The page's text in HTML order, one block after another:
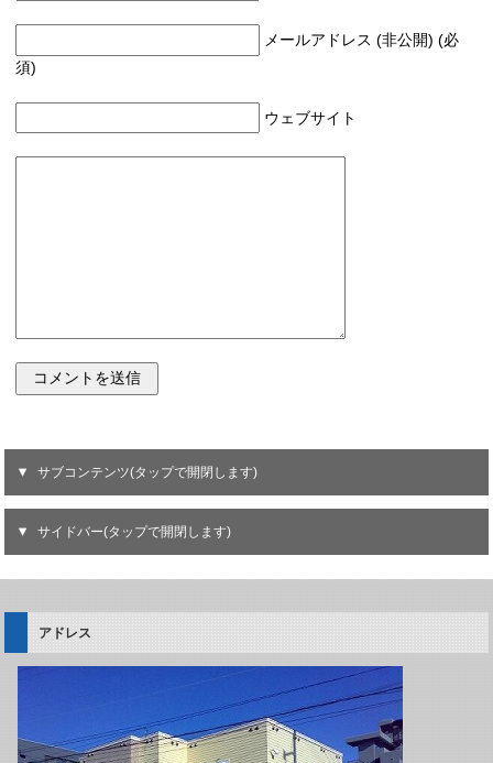
メールアドレス (非公開) (必
須)
ウェブサイト
サブコンテンツ(タップで開閉します)
サイドバー(タップで開閉します)
アドレス